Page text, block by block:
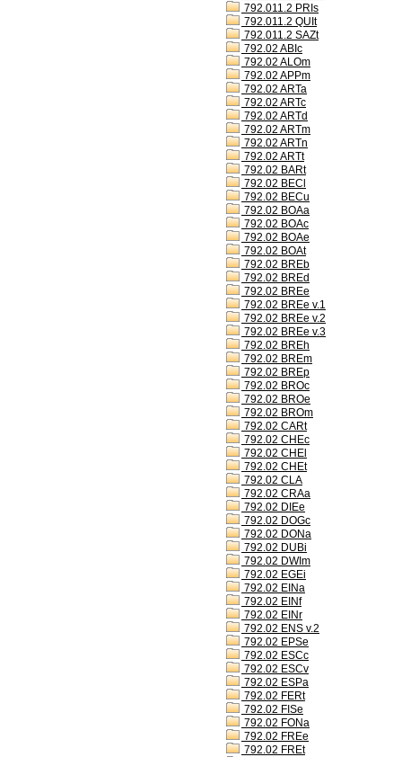
792.011.2 PRIs
792.011.2 QUIt
792.011.2 SAZt
792.02 ABIc
792.02 ALOm
792.02 APPm
792.02 ARTa
792.02 ARTc
792.02 ARTd
792.02 ARTm
792.02 ARTn
792.02 ARTt
792.02 BARt
792.02 BECl
792.02 BECu
792.02 BOAa
792.02 BOAc
792.02 BOAe
792.02 BOAt
792.02 BREb
792.02 BREd
792.02 BREe
792.02 BREe v.1
792.02 BREe v.2
792.02 BREe v.3
792.02 BREh
792.02 BREm
792.02 BREp
792.02 BROc
792.02 BROe
792.02 BROm
792.02 CARt
792.02 CHEc
792.02 CHEl
792.02 CHEt
792.02 CLA
792.02 CRAa
792.02 DIEe
792.02 DOGc
792.02 DONa
792.02 DUBi
792.02 DWIm
792.02 EGEi
792.02 EINa
792.02 EINf
792.02 EINr
792.02 ENS v.2
792.02 EPSe
792.02 ESCc
792.02 ESCv
792.02 ESPa
792.02 FERt
792.02 FISe
792.02 FONa
792.02 FREe
792.02 FREt